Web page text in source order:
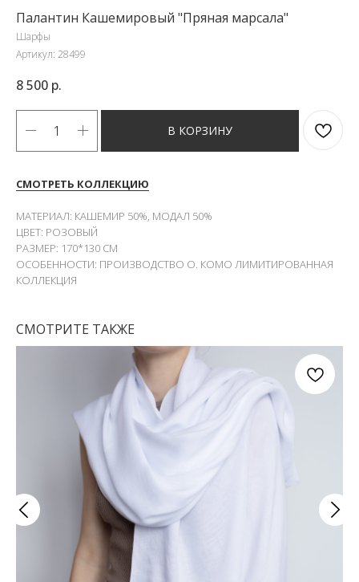
Палантин Кашемировый "Пряная марсала"
Шарфы
Артикул: 28499
8 500 р.
В КОРЗИНУ
СМОТРЕТЬ КОЛЛЕКЦИЮ
МАТЕРИАЛ: КАШЕМИР 50%, МОДАЛ 50%
ЦВЕТ: РОЗОВЫЙ
РАЗМЕР: 170*130 СМ
ОСОБЕННОСТИ: ПРОИЗВОДСТВО О. КОМО ЛИМИТИРОВАННАЯ
КОЛЛЕКЦИЯ
СМОТРИТЕ ТАКЖЕ